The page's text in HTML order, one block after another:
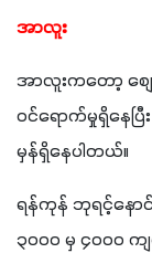
အာလူး
အာလူးကတော့ စျ
ဝင်ရောက်မှုရှိနေပ
မှန်ရှိနေပါတယ်။
ရန်ကုန် ဘုရင့်နေ
၃၀၀၀ မှ ၄၀၀၀ က